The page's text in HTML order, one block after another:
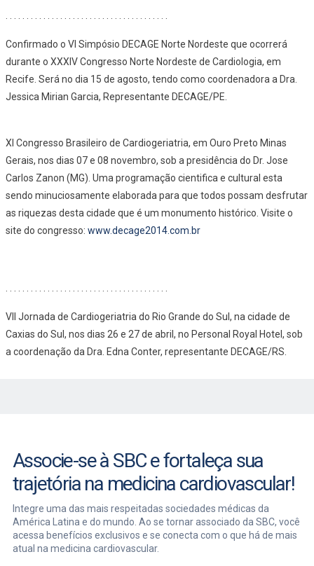
Confirmado o VI Simpósio DECAGE Norte Nordeste que ocorrerá
durante o XXXIV Congresso Norte Nordeste de Cardiologia, em
Recife. Será no dia 15 de agosto, tendo como coordenadora a Dra.
Jessica Mirian Garcia, Representante DECAGE/PE.
XI Congresso Brasileiro de Cardiogeriatria, em Ouro Preto Minas
Gerais, nos dias 07 e 08 novembro, sob a presidência do Dr. Jose
Carlos Zanon (MG). Uma programação cientifica e cultural esta
sendo minuciosamente elaborada para que todos possam desfrutar
as riquezas desta cidade que é um monumento histórico. Visite o
site do congresso: www.decage2014.com.br
VII Jornada de Cardiogeriatria do Rio Grande do Sul, na cidade de
Caxias do Sul, nos dias 26 e 27 de abril, no Personal Royal Hotel, sob
a coordenação da Dra. Edna Conter, representante DECAGE/RS.
Associe-se à SBC e fortaleça sua
trajetória na medicina cardiovascular!
Integre uma das mais respeitadas sociedades médicas da
América Latina e do mundo. Ao se tornar associado da SBC, você
acessa benefícios exclusivos e se conecta com o que há de mais
atual na medicina cardiovascular.